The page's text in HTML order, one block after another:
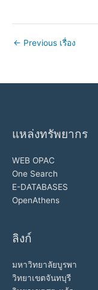
← Previous เรื่อง
แหล่งทรัพยากร
WEB OPAC
One Search
E-DATABASES
OpenAthens
ลิงก์
มหาวิทยาลัยบูรพา
วิทยาเขตจันทบุรี